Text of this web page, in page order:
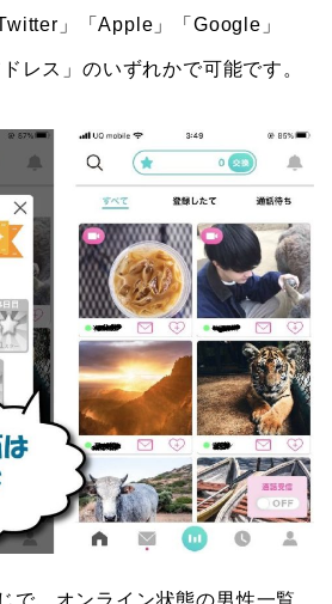
」「Apple」「Google」
レス」のいずれかで可能です。